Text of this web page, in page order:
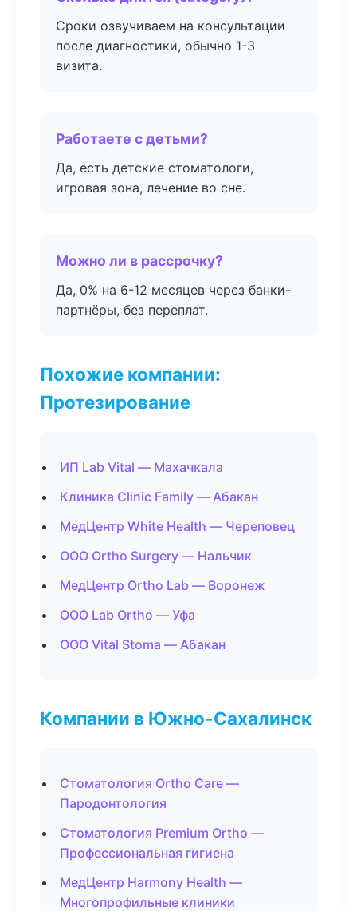
Сроки озвучиваем на консультации
после диагностики, обычно 1-3
визита.
Работаете с детьми?
Да, есть детские стоматологи,
игровая зона, лечение во сне.
Можно ли в рассрочку?
Да, 0% на 6-12 месяцев через банки-
партнёры, без переплат.
Похожие компании:
Протезирование
ИП Lab Vital — Махачкала
Клиника Clinic Family — Абакан
МедЦентр White Health — Череповец
ООО Ortho Surgery — Нальчик
МедЦентр Ortho Lab — Воронеж
ООО Lab Ortho — Уфа
ООО Vital Stoma — Абакан
Компании в Южно-Сахалинск
Стоматология Ortho Care —
Пародонтология
Стоматология Premium Ortho —
Профессиональная гигиена
МедЦентр Harmony Health —
Многопрофильные клиники